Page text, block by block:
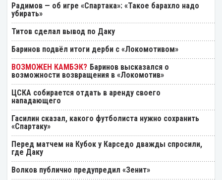
Радимов — об игре «Спартака»: «Такое барахло надо
убирать»
Титов сделал вывод по Даку
Баринов подвёл итоги дерби с «Локомотивом»
Баринов высказался о
возможности возвращения в «Локомотив»
ЦСКА собирается отдать в аренду своего
нападающего
Гасилин сказал, какого футболиста нужно сохранить
«Спартаку»
Перед матчем на Кубок у Карседо дважды спросили,
где Даку
Волков публично предупредил «Зенит»